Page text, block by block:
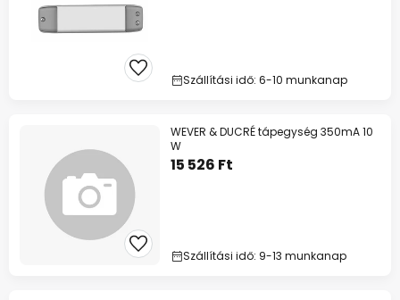
Szállítási idő: 6-10 munkanap
WEVER & DUCRÉ tápegység 350mA 10
W
15 526 Ft
Szállítási idő: 9-13 munkanap